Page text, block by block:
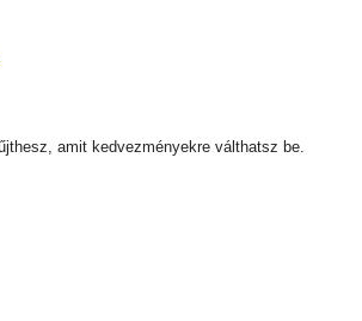
amit kedvezményekre válthatsz be.